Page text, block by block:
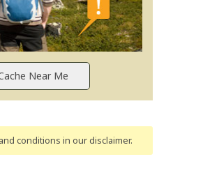
conditions in our disclaimer.